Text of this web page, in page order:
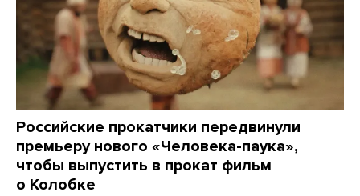
Российские прокатчики передвинули
премьеру нового «Человека-паука»,
чтобы выпустить в прокат фильм
о Колобке